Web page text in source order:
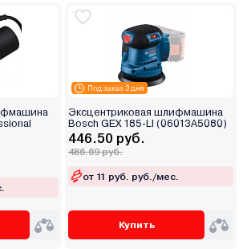
Под заказ 3 дня
Эксцентриковая шлифмашина
Bosch GEX 185-LI (06013A5080)
446.50 руб.
486.69 руб.
от 11 руб. руб./мес.
Купить